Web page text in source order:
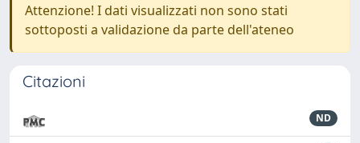
Attenzione! I dati visualizzati non sono stati
sottoposti a validazione da parte dell'ateneo
Citazioni
ND